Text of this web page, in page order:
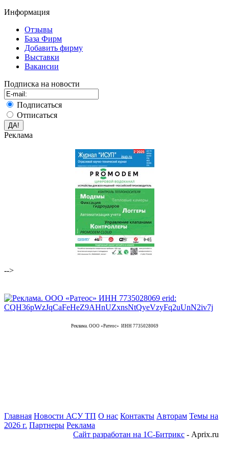
Информация
Отзывы
База Фирм
Добавить фирму
Выставки
Вакансии
Подписка на новости
Подписаться
Отписаться
Реклама
-->
Реклама. ООО «Ратеос» ИНН 7735028069
Главная Новости АСУ ТП О нас Контакты Авторам Темы на
2026 г. Партнеры Реклама
Сайт разработан на 1С-Битрикс - Aprix.ru